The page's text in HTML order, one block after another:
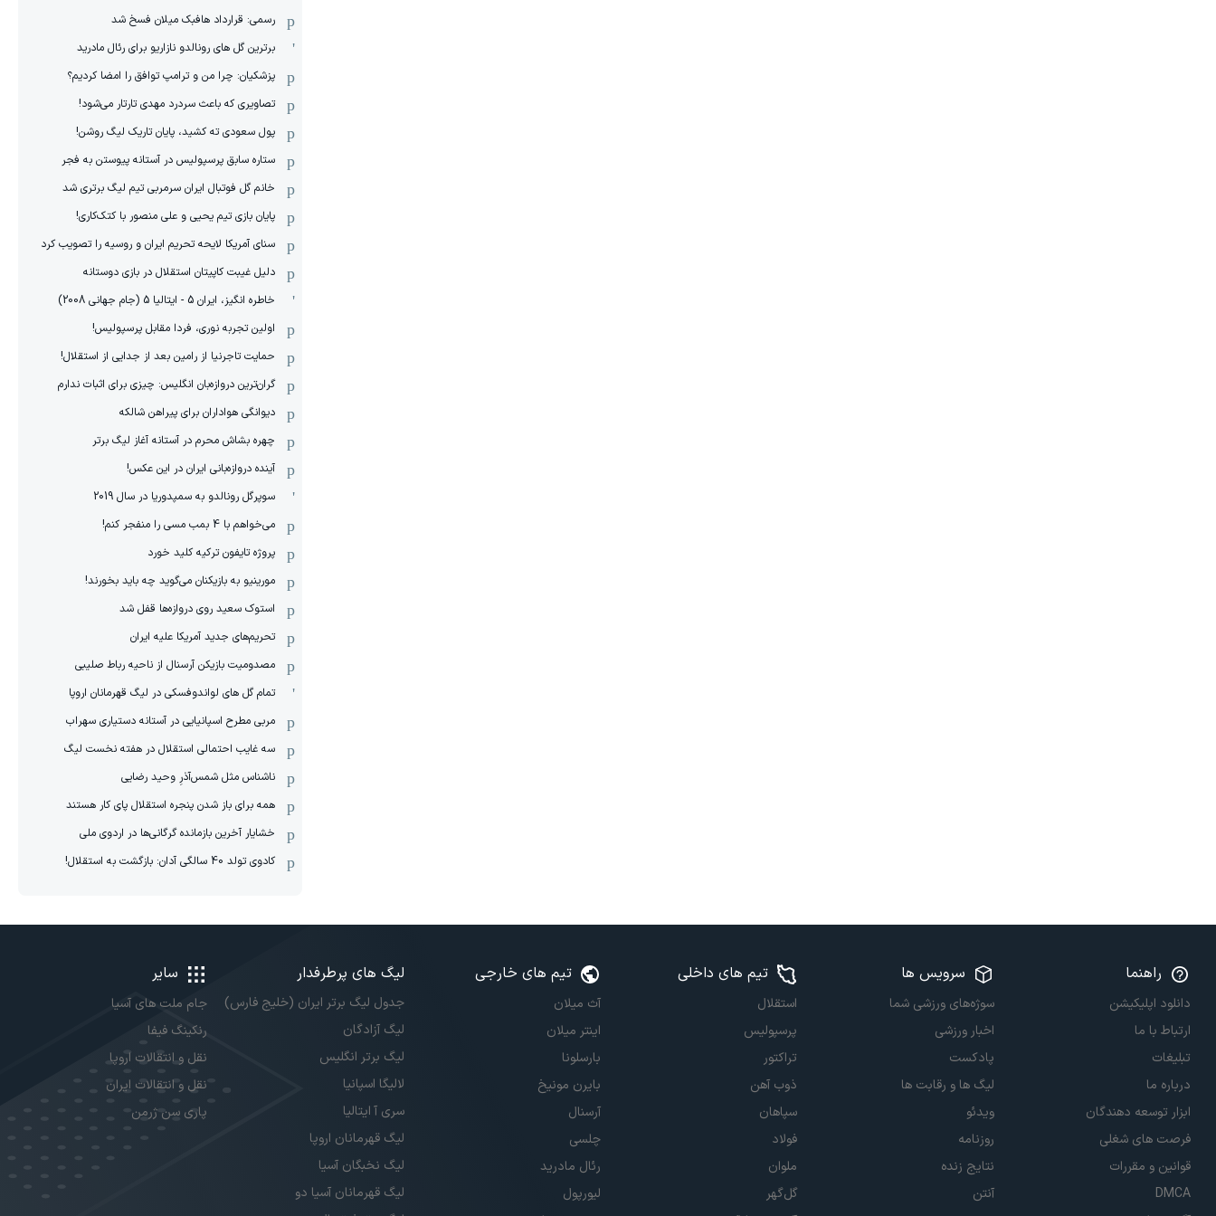
رسمی: قرارداد هافبک میلان فسخ شد
برترین گل های رونالدو نازاریو برای رئال مادرید
پزشکیان: چرا من و ترامپ توافق را امضا کردیم؟
تصاویری که باعث سردرد مهدی تارتار می‌شود!
پول سعودی ته کشید، پایان تاریک لیگ روشن!
ستاره سابق پرسپولیس در آستانه پیوستن به فجر
خانم گل فوتبال ایران سرمربی تیم لیگ برتری شد
پایان بازی تیم یحیی و علی منصور با کتک‌کاری!
سنای آمریکا لایحه تحریم ایران و روسیه را تصویب کرد
دلیل غیبت کاپیتان استقلال در بازی دوستانه
خاطره انگیز، ایران 5 - ایتالیا 5 (جام جهانی 2008)
اولین تجربه نوری، فردا مقابل پرسپولیس!
حمایت تاجرنیا از رامین بعد از جدایی از استقلال!
گران‌ترین دروازه‌بان انگلیس: چیزی برای اثبات ندارم
دیوانگی هواداران برای پیراهن شالکه
چهره بشاش محرم در آستانه آغاز لیگ برتر
آینده دروازه‌بانی ایران در این عکس!
سوپرگل رونالدو به سمپدوریا در سال 2019
می‌خواهم با 4 بمب مسی را منفجر کنم!
پروژه تایفون ترکیه کلید خورد
مورینیو به بازیکنان می‌گوید چه باید بخورند!
استوک سعید روی دروازه‌ها قفل شد
تحریم‌های جدید آمریکا علیه ایران
مصدومیت بازیکن آرسنال از ناحیه رباط صلیبی
تمام گل های لواندوفسکی در لیگ قهرمانان اروپا
مربی مطرح اسپانیایی در آستانه دستیاری سهراب
سه غایب احتمالی استقلال در هفته نخست لیگ
ناشناس مثل شمس‌آذرِ وحید رضایی
همه برای باز شدن پنجره استقلال پای کار هستند
خشایار آخرین بازمانده گرگانی‌ها در اردوی ملی
کادوی تولد 40 سالگی آدان: بازگشت به استقلال!
راهنما
دانلود اپلیکیشن
ارتباط با ما
تبلیغات
درباره ما
ابزار توسعه دهندگان
فرصت های شغلی
قوانین و مقررات
DMCA
سرویس ها
سوژه‌های ورزشی شما
اخبار ورزشی
پادکست
لیگ ها و رقابت ها
ویدئو
روزنامه
نتایج زنده
آنتن
تیم های داخلی
استقلال
پرسپولیس
تراکتور
ذوب آهن
سپاهان
فولاد
ملوان
گل‌گهر
تیم های خارجی
آث میلان
اینتر میلان
بارسلونا
بایرن مونیخ
آرسنال
چلسی
رئال مادرید
لیورپول
لیگ های پرطرفدار
جدول لیگ برتر ایران (خلیج فارس)
لیگ آزادگان
لیگ برتر انگلیس
لالیگا اسپانیا
سری آ ایتالیا
لیگ قهرمانان اروپا
لیگ نخبگان آسیا
لیگ قهرمانان آسیا دو
سایر
جام ملت های آسیا
رنکینگ فیفا
نقل و انتقالات اروپا
نقل و انتقالات ایران
پاری سن ژرمن